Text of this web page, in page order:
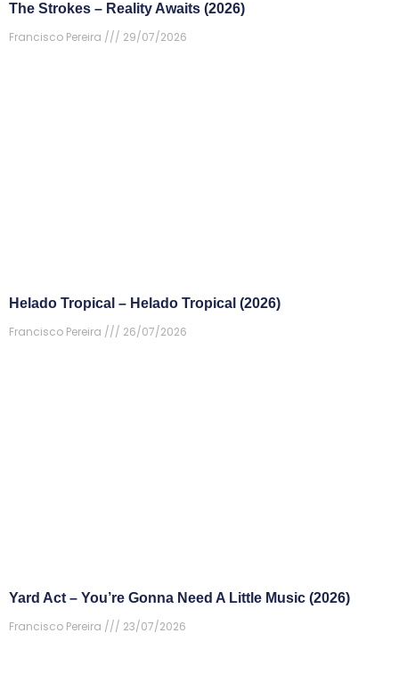
The Strokes – Reality Awaits (2026)
Francisco Pereira
29/07/2026
Helado Tropical – Helado Tropical (2026)
Francisco Pereira
26/07/2026
Yard Act – You’re Gonna Need A Little Music (2026)
Francisco Pereira
23/07/2026